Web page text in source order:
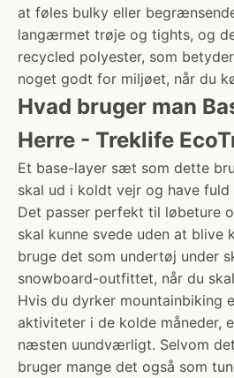
at føles bulky eller
langærmet trøje og tights, og
recycled polyester, som
noget godt for miljøet, når du
Hvad bruger man
Herre - Treklife
Et base-layer sæt som dette
skal ud i koldt vejr og have
Det passer perfekt til løbeture
skal kunne svede uden at blive
bruge det som undertøj under
snowboard-outfittet, når du
Hvis du dyrker mountainbiking
aktiviteter i de kolde måneder,
næsten uundværligt. Selvom
bruger mange det også som